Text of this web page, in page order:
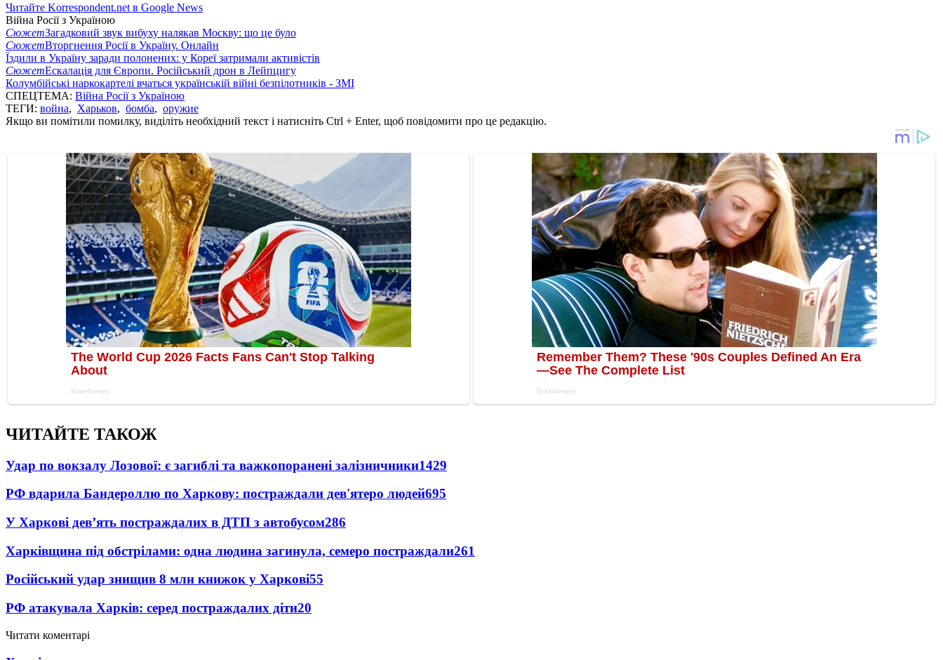
Читайте Korrespondent.net в Google News
Війна Росії з Україною
СюжетЗагадковий звук вибуху налякав Москву: що це було
СюжетВторгнення Росії в Україну. Онлайн
Їздили в Україну заради полонених: у Кореї затримали активістів
СюжетЕскалація для Європи. Російський дрон в Лейпцигу
Колумбійські наркокартелі вчаться українській війні безпілотників - ЗМІ
СПЕЦТЕМА: Війна Росії з Україною
ТЕГИ: война, Харьков, бомба, оружие
Якщо ви помітили помилку, виділіть необхідний текст і натисніть Ctrl + Enter, щоб повідомити про це редакцію.
ЧИТАЙТЕ ТАКОЖ
Удар по вокзалу Лозової: є загиблі та важкопоранені залізничники1429
РФ вдарила Бандероллю по Харкову: постраждали дев'ятеро людей695
У Харкові дев’ять постраждалих в ДТП з автобусом286
Харківщина під обстрілами: одна людина загинула, семеро постраждали261
Російський удар знищив 8 млн книжок у Харкові55
РФ атакувала Харків: серед постраждалих діти20
Читати коментарі